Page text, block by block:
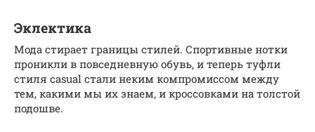
Эклектика
Мода стирает границы стилей. Спортивные нотки
проникли в повседневную обувь, и теперь туфли
стиля casual стали неким компромиссом между
тем, какими мы их знаем, и кроссовками на толстой
подошве.